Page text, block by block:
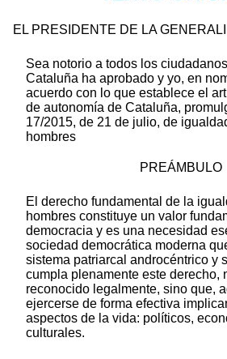
EL PRESIDENTE DE LA
Sea notorio a todos los
Cataluña ha aprobado y yo, en
acuerdo con lo que establece el
de autonomía de Cataluña,
17/2015, de 21 de julio, de
hombres
PREÁMBULO
El derecho fundamental de la
hombres constituye un valor
democracia y es una necesidad
sociedad democrática moderna
sistema patriarcal androcéntrico y
cumpla plenamente este derecho,
reconocido legalmente, sino que,
ejercerse de forma efectiva
aspectos de la vida: políticos,
culturales.